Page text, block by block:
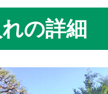
の詳細